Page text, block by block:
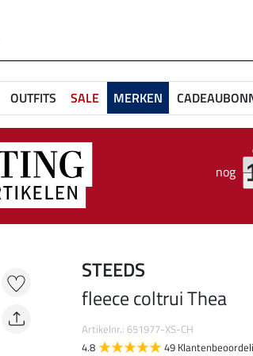
OUTFITS SALE MERKEN
nog
STEEDS
fleece coltrui Thea
Artikelnr.: 651977-XS-CH
4.8
49